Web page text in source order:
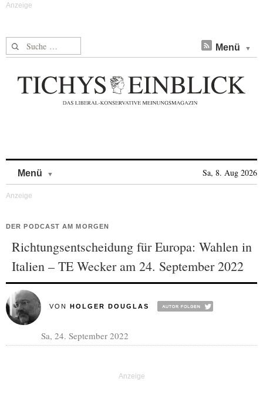
Suche nach: Menü
Menü Sa, 8. Aug 2026
DER PODCAST AM MORGEN
Richtungsentscheidung für Europa: Wahlen in
Italien – TE Wecker am 24. September 2022
VON HOLGER DOUGLAS
Sa, 24. September 2022